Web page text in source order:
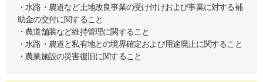
・水路・農道など土地改良事業の受け付けおよび事業に対する補
助金の交付に関すること
・農道舗装など維持管理に関すること
・水路・農道と私有地との境界確定および用途廃止に関すること
・農業施設の災害復旧に関すること